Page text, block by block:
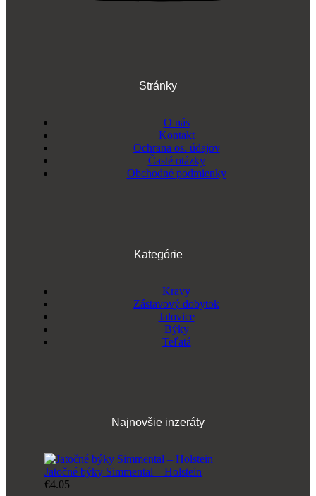
Stránky
O nás
Kontakt
Ochrana os. údajov
Časté otázky
Obchodné podmienky
Kategórie
Kravy
Zástavový dobytok
Jalovice
Býky
Teľatá
Najnovšie inzeráty
Jatočné býky Simmental – Holstein
€4.05